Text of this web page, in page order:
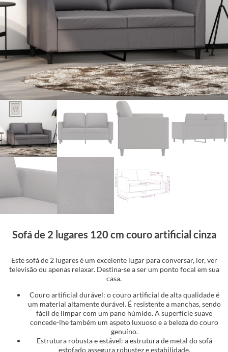
Sofá de 2 lugares 120 cm couro artificial cinza
Este sofá de 2 lugares é um excelente lugar para conversar, ler, ver
televisão ou apenas relaxar. Destina-se a ser um ponto focal em sua
casa.
Couro artificial durável: o couro artificial de alta qualidade é
um material altamente durável. É resistente a manchas, sendo
fácil de limpar com um pano húmido. A superfície suave
concede-lhe também um aspeto luxuoso e a beleza do couro
genuíno.
Estrutura robusta e estável: a estrutura de metal do sofá
estofado assegura robustez e estabilidade.